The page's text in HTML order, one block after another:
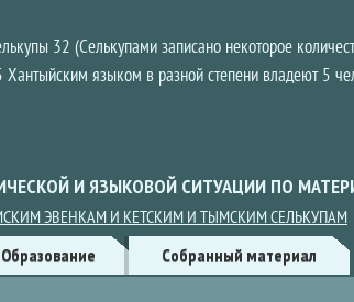
32 (Селькупами записано некоторое
Хантыйским языком в разной степени владеют 5
И ЯЗЫКОВОЙ СИТУАЦИИ ПО
ЭВЕНКАМ И КЕТСКИМ И ТЫМСКИМ СЕЛЬКУПАМ
Образование Собранный материал